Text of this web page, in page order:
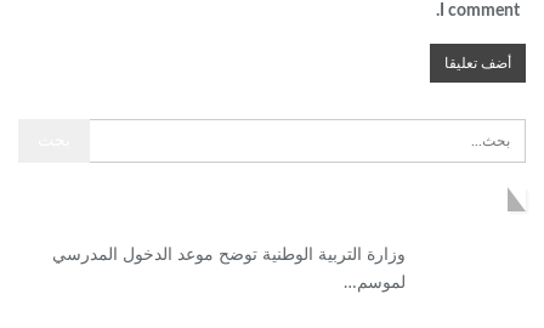
I comment.
وزارة التربية الوطنية توضح موعد الدخول المدرسي
لموسم…